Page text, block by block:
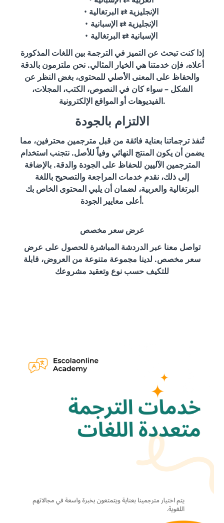
الإنجليزية ⇄ البرتغالية
الإنجليزية ⇄ الإسبانية
الإسبانية ⇄ البرتغالية
إذا كنت تبحث عن التميز في الترجمة بين اللغات المذكورة
أعلاه، فإن خدمتنا هي الخيار المثالي. نحن ملتزمون بالدقة
والحفاظ على المعنى الأصلي للمحتوى، بغض النظر عن
الشكل – سواء كان في النصوص، الكتب، المجلات،
الفيديوهات أو المواقع الإلكترونية.
الالتزام بالجودة
تُنفذ ترجماتنا بعناية فائقة من قبل مترجمين محترفين، مما
يضمن أن يكون المنتج النهائي وفياً للأصل. نتجنب استخدام
المترجمين الآليين للحفاظ على الجودة والدقة. بالإضافة
إلى ذلك، نقدم خدمات المراجعة والتصحيح باللغة
البرتغالية والعربية، لضمان أن يلبي المحتوى الخاص بك
أعلى معايير الجودة.
عرض سعر مخصص
تواصل معنا عبر الدردشة المباشرة للحصول على عرض
سعر مخصص. لدينا مجموعة متنوعة من العروض، قابلة
للتكيف حسب نوع وتعقيد مشروعك